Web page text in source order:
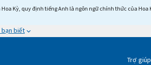
Kỳ, quy định tiếng Anh là ngôn ngữ chính thức của
biết
Trợ giúp